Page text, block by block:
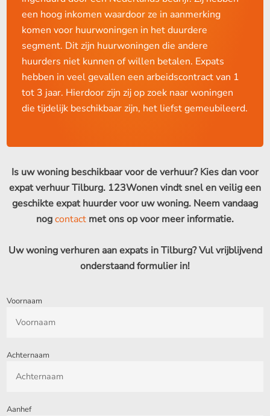
een hoog inkomen waardoor ze in aanmerking
komen voor huurwoningen in het duurdere
segment. Dit zijn huurwoningen die andere
huurders niet kunnen of willen betalen. Expats
hebben in veel gevallen een arbeidscontract van 1
tot 3 jaar. Hierdoor zijn zij op zoek naar woningen
die tijdelijk beschikbaar zijn, het liefst gemeubileerd.
Is uw woning beschikbaar voor de verhuur? Kies dan voor
expat verhuur Tilburg. 123Wonen vindt snel en veilig een
geschikte expat huurder voor uw woning. Neem vandaag
nogcontact met ons op voor meer informatie.
Uw woning verhuren aan expats in Tilburg? Vul vrijblijvend
onderstaand formulier in!
Voornaam
Achternaam
Aanhef